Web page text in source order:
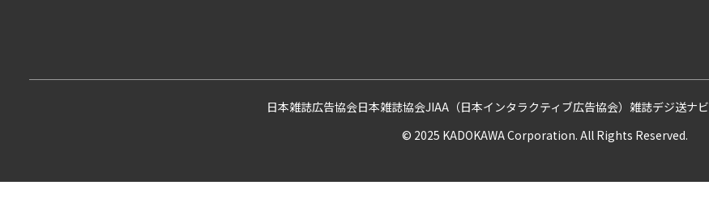
日本雑誌広告協会日本雑誌協会JIAA（日本インタラクティブ広告協会） 雑誌デジ送ナビ
© 2025 KADOKAWA Corporation. All Rights Reserved.